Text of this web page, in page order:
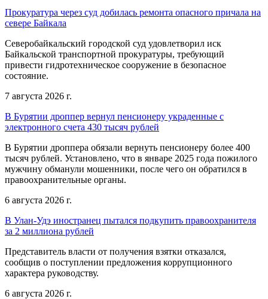
Прокуратура через суд добилась ремонта опасного причала на
севере Байкала
Северобайкальский городской суд удовлетворил иск
Байкальской транспортной прокуратуры, требующий
привести гидротехническое сооружение в безопасное
состояние.
7 августа 2026 г.
В Бурятии дроппер вернул пенсионеру украденные с
электронного счета 430 тысяч рублей
В Бурятии дроппера обязали вернуть пенсионеру более 400
тысяч рублей. Установлено, что в январе 2025 года пожилого
мужчину обманули мошенники, после чего он обратился в
правоохранительные органы.
6 августа 2026 г.
В Улан-Удэ иностранец пытался подкупить правоохранителя
за 2 миллиона рублей
Представитель власти от получения взятки отказался,
сообщив о поступлении предложения коррупционного
характера руководству.
6 августа 2026 г.